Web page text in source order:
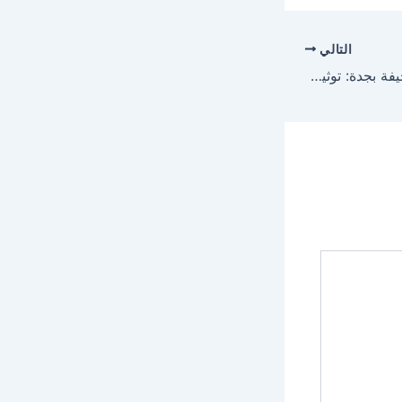
التالي
مأذون شرعي حي الصحيفة بجدة: توثيق عقود الأنكحة (0530300080)